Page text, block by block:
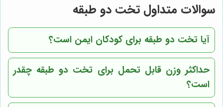
سوالات متداول تخت دو طبقه
آیا تخت دو طبقه برای کودکان ایمن است؟
حداکثر وزن قابل تحمل برای تخت دو طبقه چقدر
است؟